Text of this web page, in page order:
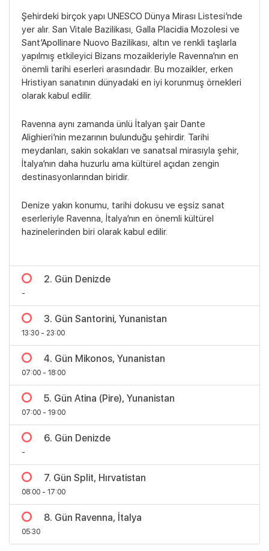
Bölgeler
Şehirdeki birçok yapı UNESCO Dünya Mirası Listesi’nde
yer alır. San Vitale Bazilikası, Galla Placidia Mozolesi ve
Sant’Apollinare Nuovo Bazilikası, altın ve renkli taşlarla
yapılmış etkileyici Bizans mozaikleriyle Ravenna’nın en
önemli tarihi eserleri arasındadır. Bu mozaikler, erken
Hristiyan sanatının dünyadaki en iyi korunmuş örnekleri
olarak kabul edilir.
Ravenna aynı zamanda ünlü İtalyan şair Dante
Alighieri’nin mezarının bulunduğu şehirdir. Tarihi
meydanları, sakin sokakları ve sanatsal mirasıyla şehir,
İtalya’nın daha huzurlu ama kültürel açıdan zengin
destinasyonlarından biridir.
Denize yakın konumu, tarihi dokusu ve eşsiz sanat
eserleriyle Ravenna, İtalya’nın en önemli kültürel
hazinelerinden biri olarak kabul edilir.
2. Gün Denizde
-
3. Gün Santorini, Yunanistan
13:30 - 23:00
4. Gün Mikonos, Yunanistan
07:00 - 18:00
5. Gün Atina (Pire), Yunanistan
07:00 - 19:00
6. Gün Denizde
-
7. Gün Split, Hırvatistan
08:00 - 17:00
8. Gün Ravenna, İtalya
05:30